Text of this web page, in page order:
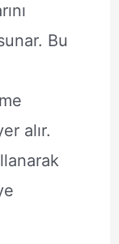
Bu
alır.